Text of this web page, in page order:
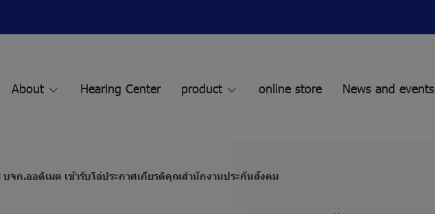
About Hearing Center product online store News and events
จก.ออดิเมด เข้ารับโล่ประกาศเกียรติคุณสำนักงานประกันสังคม